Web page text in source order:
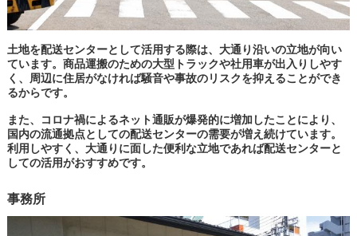
土地を配送センターとして活用する際は、大通り沿いの立地が向い
ています。商品運搬のための大型トラックや社用車が出入りしやす
く、周辺に住居がなければ騒音や事故のリスクを抑えることができ
るからです。
また、コロナ禍によるネット通販が爆発的に増加したことにより、
国内の流通拠点としての配送センターの需要が増え続けています。
利用しやすく、大通りに面した便利な立地であれば配送センターと
しての活用がおすすめです。
事務所